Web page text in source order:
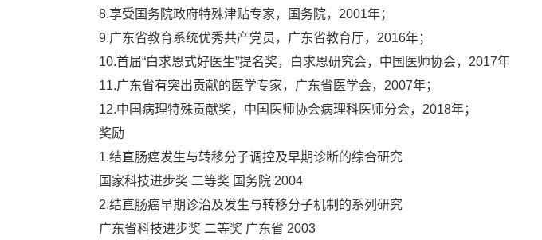
8.享受国务院政府特殊津贴专家，国务院，2001年；
9.广东省教育系统优秀共产党员，广东省教育厅，2016年；
10.首届“白求恩式好医生”提名奖，白求恩研究会，中国医师协会，2017年
11.广东省有突出贡献的医学专家，广东省医学会，2007年；
12.中国病理特殊贡献奖，中国医师协会病理科医师分会，2018年；
奖励
1.结直肠癌发生与转移分子调控及早期诊断的综合研究
国家科技进步奖 二等奖 国务院 2004
2.结直肠癌早期诊治及发生与转移分子机制的系列研究
广东省科技进步奖 二等奖 广东省 2003